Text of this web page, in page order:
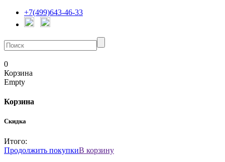
+7(499)643-46-33
0
Корзина
Empty
Корзина
Скидка
Итого:
Продолжить покупкиВ корзину